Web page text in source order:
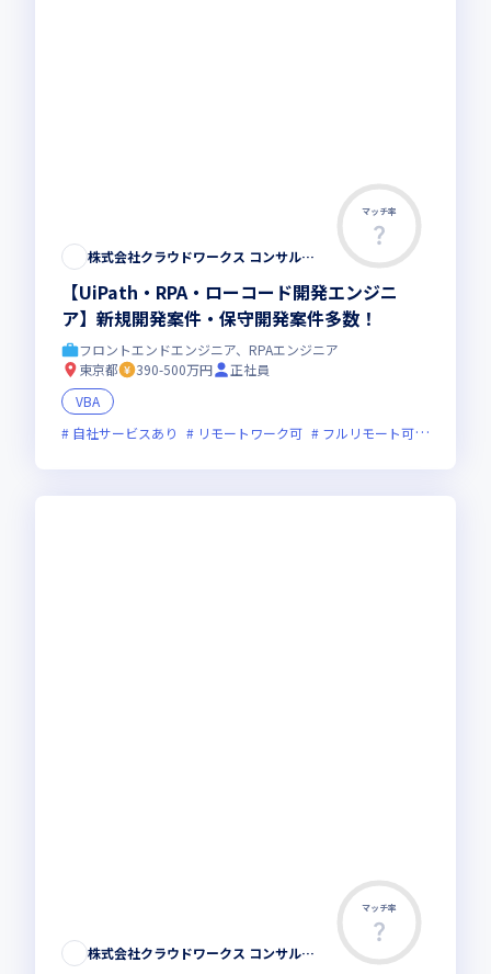
マッチ率
株式会社クラウドワークス コンサルティング
【UiPath・RPA・ローコード開発エンジニ
ア】新規開発案件・保守開発案件多数！
フロントエンドエンジニア、RPAエンジニア
東京都
390-500万円
正社員
VBA
自社サービスあり
リモートワーク可 フルリモート可
マッチ率
株式会社クラウドワークス コンサルティング